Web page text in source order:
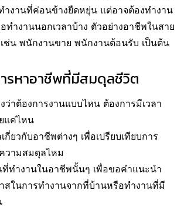
ำงานที่ค่อนข้างยืดหยุ่น แต่อาจต้องทำงาน
อทำงานนอกเวลาบ้าง ตัวอย่างอาชีพในสาย
ช่น พนักงานขาย พนักงานต้อนรับ เป็นต้น
รหาอาชีพที่มีสมดุลชีวิต
ว่าต้องการงานแบบไหน ต้องการมีเวลา
แค่ไหน
ยวกับอาชีพต่างๆ เพื่อเปรียบเทียบการ
วามสมดุลไหม
ทำงานในอาชีพนั้นๆ เพื่อขอคำแนะนำ
สในการทำงานจากที่บ้านหรือทำงานที่มี